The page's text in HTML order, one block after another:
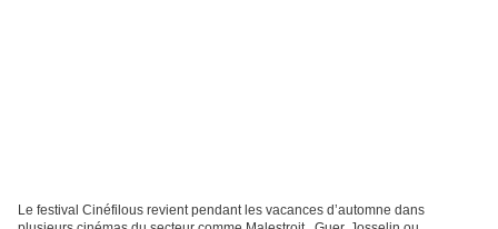
Le festival Cinéfilous revient pendant les vacances d’automne dans